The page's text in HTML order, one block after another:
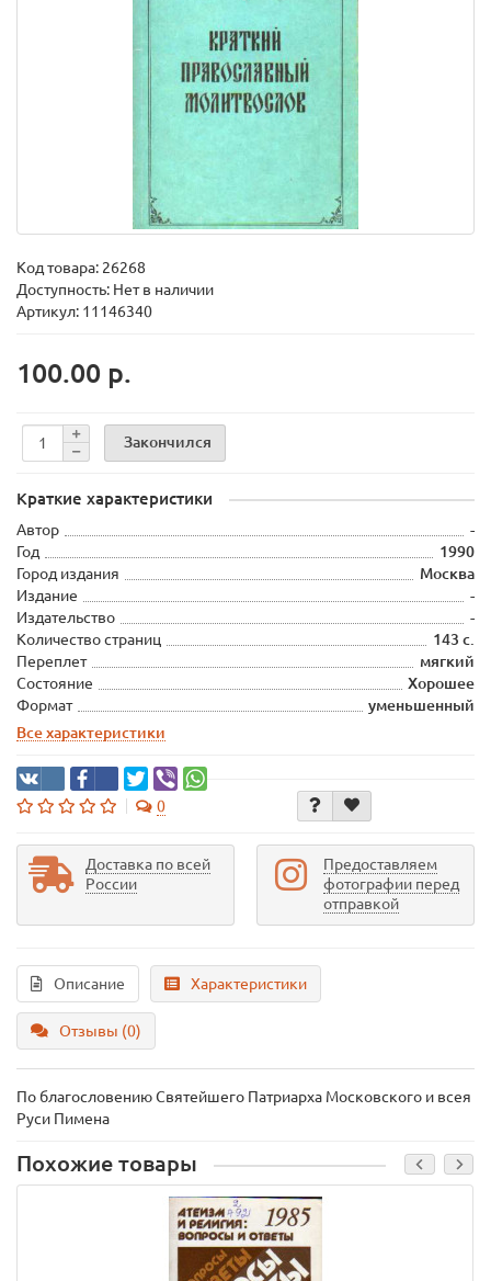
Код товара: 26268
Доступность: Нет в наличии
Артикул: 11146340
100.00 р.
Закончился
Краткие характеристики
Автор
-
Год
1990
Город издания
Москва
Издание
-
Издательство
-
Количество страниц
143 с.
Переплет
мягкий
Состояние
Хорошее
Формат
уменьшенный
Все характеристики
0
Доставка по всей
России
Предоставляем
фотографии перед
отправкой
Описание Характеристики
Отзывы (0)
По благословению Святейшего Патриарха Московского и всея
Руси Пимена
Похожие товары